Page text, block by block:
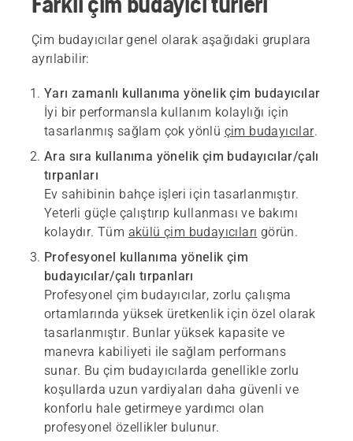
Çim budayıcılar genel olarak aşağıdaki gruplara
ayrılabilir:
Yarı zamanlı kullanıma yönelik çim budayıcılar
İyi bir performansla kullanım kolaylığı için
tasarlanmış sağlam çok yönlü çim budayıcılar.
Ara sıra kullanıma yönelik çim budayıcılar/çalı
tırpanları
Ev sahibinin bahçe işleri için tasarlanmıştır.
Yeterli güçle çalıştırıp kullanması ve bakımı
kolaydır. Tüm akülü çim budayıcıları görün.
Profesyonel kullanıma yönelik çim
budayıcılar/çalı tırpanları
Profesyonel çim budayıcılar, zorlu çalışma
ortamlarında yüksek üretkenlik için özel olarak
tasarlanmıştır. Bunlar yüksek kapasite ve
manevra kabiliyeti ile sağlam performans
sunar. Bu çim budayıcılarda genellikle zorlu
koşullarda uzun vardiyaları daha güvenli ve
konforlu hale getirmeye yardımcı olan
profesyonel özellikler bulunur.